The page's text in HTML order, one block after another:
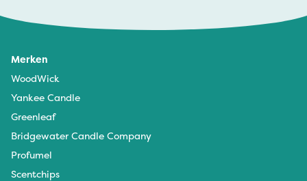
Merken
WoodWick
Yankee Candle
Greenleaf
Bridgewater Candle Company
Profumel
Scentchips